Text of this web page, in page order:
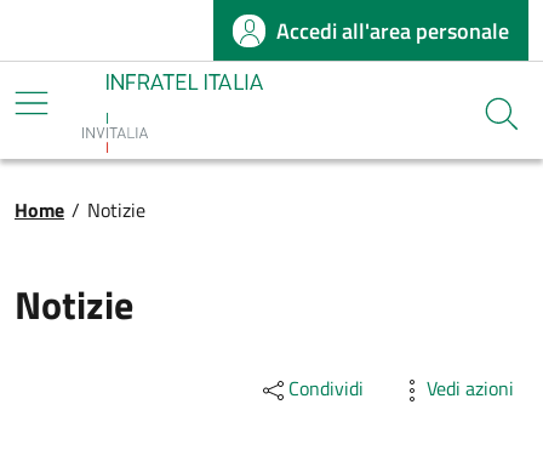
Salta al contenuto principaleAccedi all'area personale
Infratel
Briciole di pane
Home / Notizie
Notizie
Condividi Vedi azioni